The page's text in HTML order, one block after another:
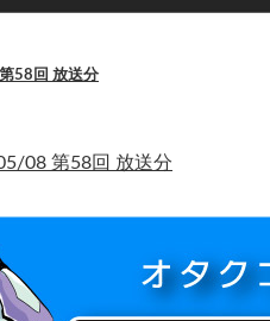
58回 放送分
08 第58回 放送分